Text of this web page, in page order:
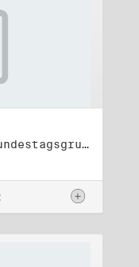
Titel: Unterlagen der Bundestagsgruppe und -fraktion Bündnis 90/Die Grünen (5)